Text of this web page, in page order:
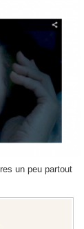
un peu partout